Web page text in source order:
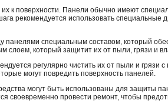
к поверхности. Панели обычно имеют
рекомендуется использовать специальные
специальным составом, который
слоем, который защитит их от пыли, грязи и
регулярно чистить их от пыли и грязи
могут повредить поверхность панелей.
могут быть использованы для защиты
своевременно провести ремонт, чтобы